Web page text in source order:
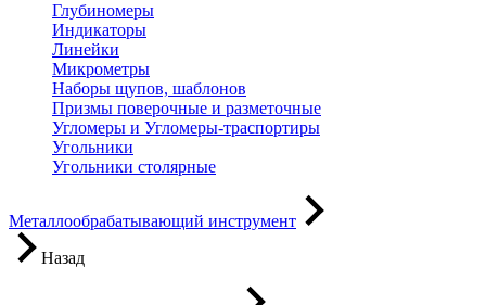
Глубиномеры
Индикаторы
Линейки
Микрометры
Наборы щупов, шаблонов
Призмы поверочные и разметочные
Угломеры и Угломеры-траспортиры
Угольники
Угольники столярные
Металлообрабатывающий инструмент
Назад